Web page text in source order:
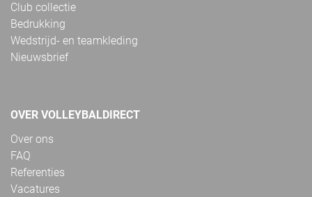
Club collectie
Bedrukking
Wedstrijd- en teamkleding
Nieuwsbrief
OVER VOLLEYBALDIRECT
Over ons
FAQ
Referenties
Vacatures